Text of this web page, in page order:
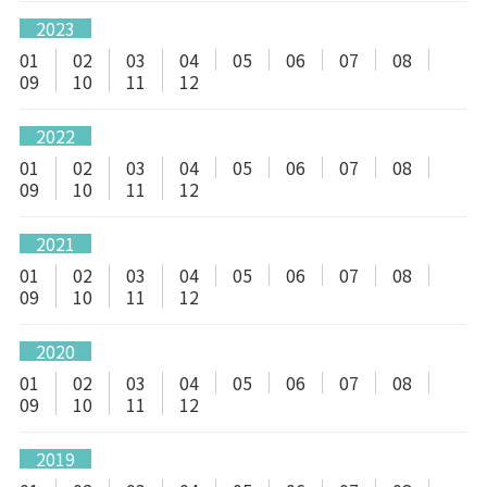
2023
01
02 03 04 05 06 07
08
09
10 11 12
2022
01
02 03 04 05 06 07
08
09
10 11 12
2021
01
02 03 04 05 06 07
08
09
10 11 12
2020
01
02 03 04 05 06 07
08
09
10 11 12
2019